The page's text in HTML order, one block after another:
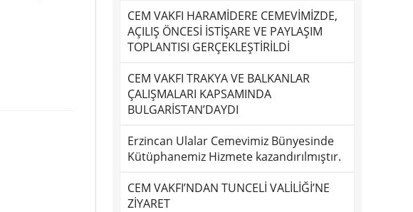
CEM VAKFI HARAMİDERE CEMEVİMİZDE,
AÇILIŞ ÖNCESİ İSTİŞARE VE PAYLAŞIM
TOPLANTISI GERÇEKLEŞTİRİLDİ
CEM VAKFI TRAKYA VE BALKANLAR
ÇALIŞMALARI KAPSAMINDA
BULGARİSTAN’DAYDI
Erzincan Ulalar Cemevimiz Bünyesinde
Kütüphanemiz Hizmete kazandırılmıştır.
CEM VAKFI’NDAN TUNCELİ VALİLİĞİ’NE
ZİYARET